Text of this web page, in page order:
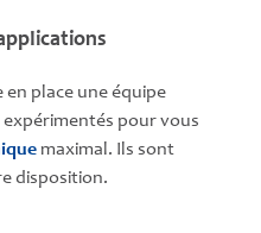
en place une équipe
pour vous
maximal. Ils sont
disposition.